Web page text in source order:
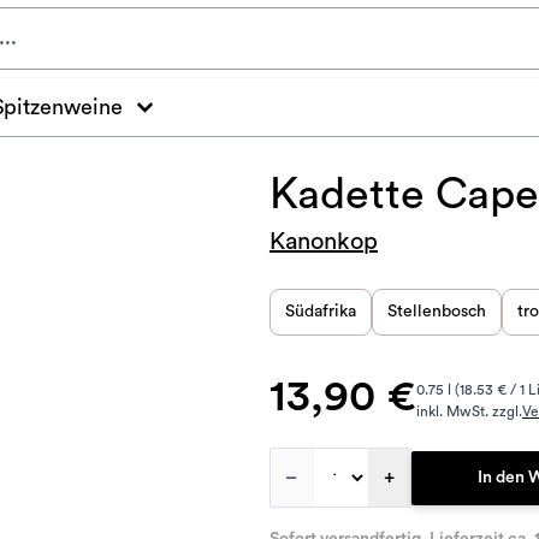
Kadette
Kanonkop
Südafrika Stellenbosch
13,90 €0.75 l (18.53 € / 1
inkl. MwSt. zzgl.
– + In den